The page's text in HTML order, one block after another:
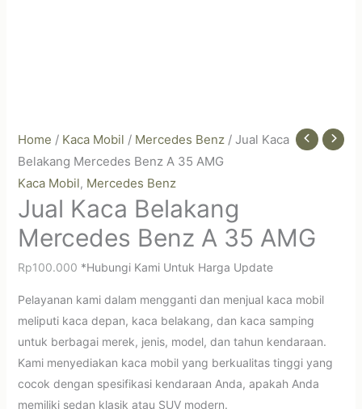
Home / Kaca Mobil / Mercedes Benz/ Jual Kaca
Belakang Mercedes Benz A 35 AMG
Kaca Mobil, Mercedes Benz
Jual Kaca Belakang
Mercedes Benz A 35 AMG
Rp100.000 *Hubungi Kami Untuk Harga Update
Pelayanan kami dalam mengganti dan menjual kaca mobil
meliputi kaca depan, kaca belakang, dan kaca samping
untuk berbagai merek, jenis, model, dan tahun kendaraan.
Kami menyediakan kaca mobil yang berkualitas tinggi yang
cocok dengan spesifikasi kendaraan Anda, apakah Anda
memiliki sedan klasik atau SUV modern.